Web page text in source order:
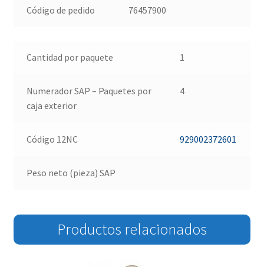
Código de pedido 76457900
Cantidad por paquete 1
Numerador SAP – Paquetes por
caja exterior
4
Código 12NC 929002372601
Peso neto (pieza) SAP
Productos relacionados